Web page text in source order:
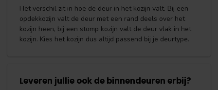
Het verschil zit in hoe de deur in het kozijn valt. Bij een
opdekkozijn valt de deur met een rand deels over het
kozijn heen, bij een stomp kozijn valt de deur vlak in het
kozijn. Kies het kozijn dus altijd passend bij je deurtype.
Leveren jullie ook de binnendeuren erbij?